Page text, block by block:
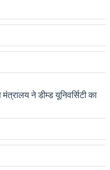
ने डीम्‍ड यूनिवर्सिटी का